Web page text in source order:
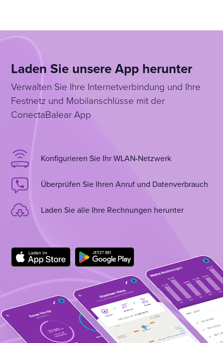
Laden Sie unsere App herunter
Verwalten Sie Ihre Internetverbindung und Ihre
Festnetz und Mobilanschlüsse mit der
ConectaBalear App
Konfigurieren Sie Ihr WLAN-Netzwerk
Überprüfen Sie Ihren Anruf und Datenverbrauch
Laden Sie alle Ihre Rechnungen herunter